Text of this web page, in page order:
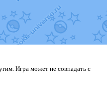
Игра может не совпадать с